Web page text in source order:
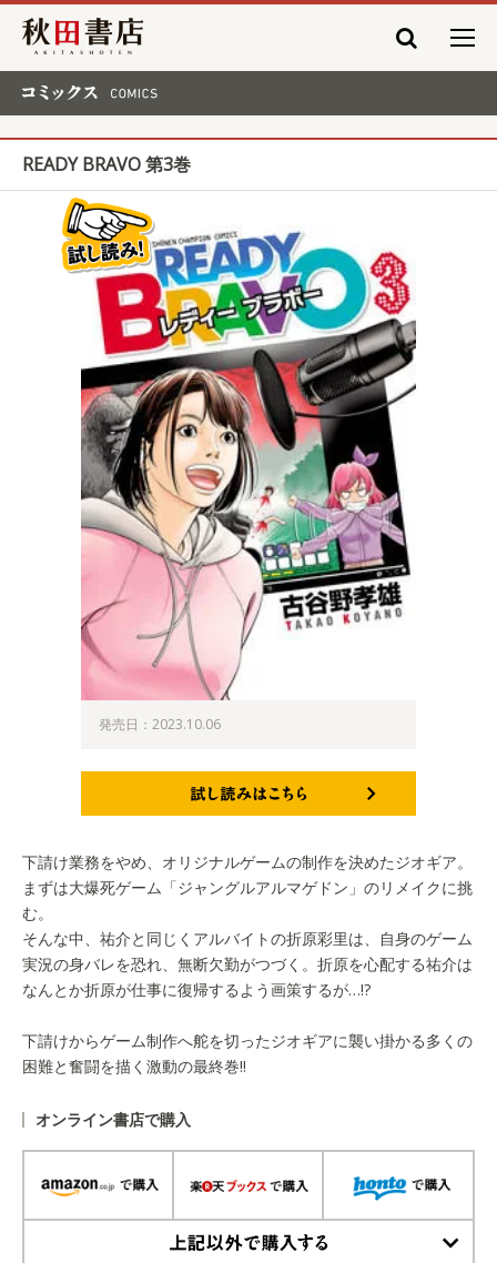
秋田書店
READY BRAVO 第3巻
発売日：2023.10.06
下請け業務をやめ、オリジナルゲームの制作を決めたジオギア。
まずは大爆死ゲーム「ジャングルアルマゲドン」のリメイクに挑
む。
そんな中、祐介と同じくアルバイトの折原彩里は、自身のゲーム
実況の身バレを恐れ、無断欠勤がつづく。折原を心配する祐介は
なんとか折原が仕事に復帰するよう画策するが…!?
下請けからゲーム制作へ舵を切ったジオギアに襲い掛かる多くの
困難と奮闘を描く激動の最終巻!!
オンライン書店で購入